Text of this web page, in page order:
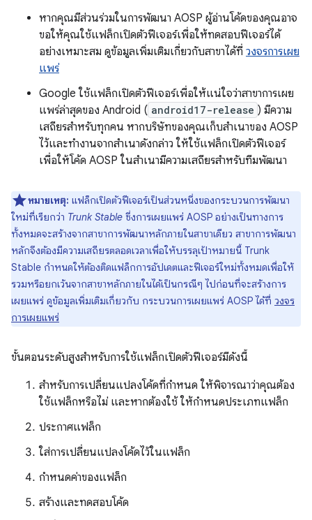
หากคุณมีส่วนร่วมในการพัฒนา AOSP ผู้อ่านโค้ดของคุณอาจ
ขอให้คุณใช้แฟล็กเปิดตัวฟีเจอร์เพื่อให้ทดสอบฟีเจอร์ได้
อย่างเหมาะสม ดูข้อมูลเพิ่มเติมเกี่ยวกับสาขาได้ที่ วงจรการเผย
แพร่
Google ใช้แฟล็กเปิดตัวฟีเจอร์เพื่อให้แน่ใจว่าสาขาการเผย
แพร่ล่าสุดของ Android ( android17-release ) มีความ
เสถียรสำหรับทุกคน หากบริษัทของคุณเก็บสำเนาของ AOSP
ไว้และทำงานจากสำเนาดังกล่าว ให้ใช้แฟล็กเปิดตัวฟีเจอร์
เพื่อให้โค้ด AOSP ในสำเนามีความเสถียรสำหรับทีมพัฒนา
หมายเหตุ: แฟล็กเปิดตัวฟีเจอร์เป็นส่วนหนึ่งของกระบวนการพัฒนา
ใหม่ที่เรียกว่า Trunk Stable ซึ่งการเผยแพร่ AOSP อย่างเป็นทางการ
ทั้งหมดจะสร้างจากสาขาการพัฒนาหลักภายในสาขาเดียว สาขาการพัฒนา
หลักจึงต้องมีความเสถียรตลอดเวลาเพื่อให้บรรลุเป้าหมายนี้ Trunk
Stable กำหนดให้ต้องติดแฟล็กการอัปเดตและฟีเจอร์ใหม่ทั้งหมดเพื่อให้
รวมหรือยกเว้นจากสาขาหลักภายในได้เป็นกรณีๆ ไปก่อนที่จะสร้างการ
เผยแพร่ ดูข้อมูลเพิ่มเติมเกี่ยวกับ กระบวนการเผยแพร่ AOSP ได้ที่ วงจร
การเผยแพร่
ขั้นตอนระดับสูงสำหรับการใช้แฟล็กเปิดตัวฟีเจอร์มีดังนี้
สำหรับการเปลี่ยนแปลงโค้ดที่กำหนด ให้พิจารณาว่าคุณต้อง
ใช้แฟล็กหรือไม่ และหากต้องใช้ ให้กำหนดประเภทแฟล็ก
ประกาศแฟล็ก
ใส่การเปลี่ยนแปลงโค้ดไว้ในแฟล็ก
กำหนดค่าของแฟล็ก
สร้างและทดสอบโค้ด